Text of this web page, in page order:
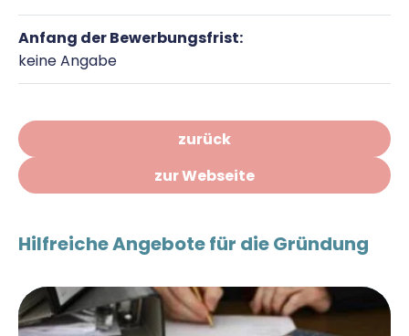
Anfang der Bewerbungsfrist:
keine Angabe
zurück
zur Webseite
Hilfreiche Angebote für die Gründung